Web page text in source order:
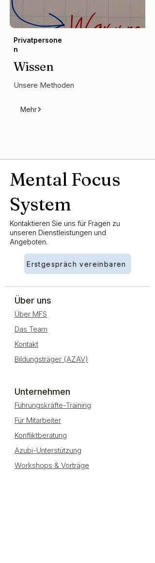
Privatpersone
n
Wissen
Unsere Methoden
Mehr
Mental Focus
System
Kontaktieren Sie uns für Fragen zu
unseren Dienstleistungen und
Angeboten.
Erstgespräch vereinbaren
Über uns
Über MFS
Das Team
Kontakt
Bildungsträger (AZAV)
Unternehmen
Führungskräfte-Training
Für Mitarbeiter
Konfliktberatung
Azubi-Unterstützung
Workshops & Vorträge